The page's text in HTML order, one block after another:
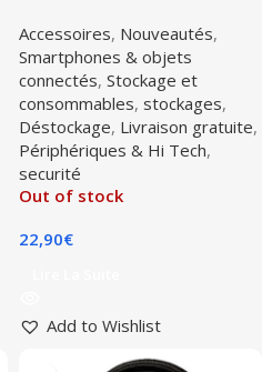
Accessoires, Nouveautés,
Smartphones & objets
connectés, Stockage et
consommables, stockages,
Déstockage, Livraison gratuite,
Périphériques & Hi Tech,
securité
Out of stock
22,90€
Add to Wishlist